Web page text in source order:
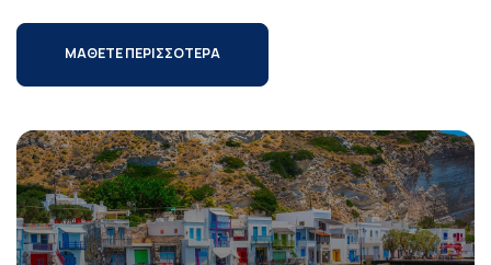
ΜΑΘΕΤΕ ΠΕΡΙΣΣΟΤΕΡΑ